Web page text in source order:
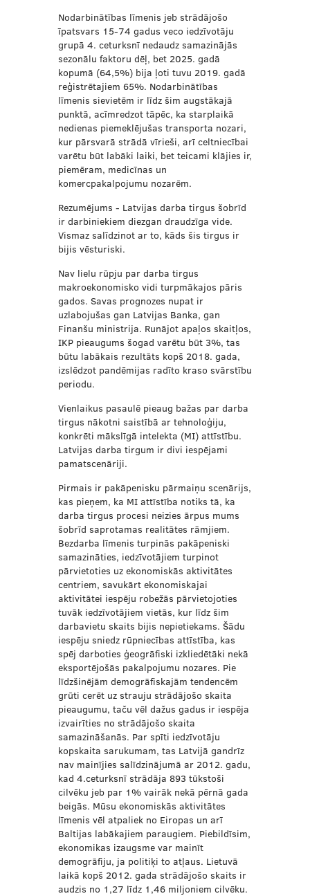
Nodarbinātības līmenis jeb strādājošo
īpatsvars 15-74 gadus veco iedzīvotāju
grupā 4. ceturksnī nedaudz samazinājās
sezonālu faktoru dēļ, bet 2025. gadā
kopumā (64,5%) bija ļoti tuvu 2019. gadā
reģistrētajiem 65%. Nodarbinātības
līmenis sievietēm ir līdz šim augstākajā
punktā, acīmredzot tāpēc, ka starplaikā
nedienas piemeklējušas transporta nozari,
kur pārsvarā strādā vīrieši, arī celtniecībai
varētu būt labāki laiki, bet teicami klājies ir,
piemēram, medicīnas un
komercpakalpojumu nozarēm.
Rezumējums - Latvijas darba tirgus šobrīd
ir darbiniekiem diezgan draudzīga vide.
Vismaz salīdzinot ar to, kāds šis tirgus ir
bijis vēsturiski.
Nav lielu rūpju par darba tirgus
makroekonomisko vidi turpmākajos pāris
gados. Savas prognozes nupat ir
uzlabojušas gan Latvijas Banka, gan
Finanšu ministrija. Runājot apaļos skaitļos,
IKP pieaugums šogad varētu būt 3%, tas
būtu labākais rezultāts kopš 2018. gada,
izslēdzot pandēmijas radīto kraso svārstību
periodu.
Vienlaikus pasaulē pieaug bažas par darba
tirgus nākotni saistībā ar tehnoloģiju,
konkrēti mākslīgā intelekta (MI) attīstību.
Latvijas darba tirgum ir divi iespējami
pamatscenāriji.
Pirmais ir pakāpenisku pārmaiņu scenārijs,
kas pieņem, ka MI attīstība notiks tā, ka
darba tirgus procesi neizies ārpus mums
šobrīd saprotamas realitātes rāmjiem.
Bezdarba līmenis turpinās pakāpeniski
samazināties, iedzīvotājiem turpinot
pārvietoties uz ekonomiskās aktivitātes
centriem, savukārt ekonomiskajai
aktivitātei iespēju robežās pārvietojoties
tuvāk iedzīvotājiem vietās, kur līdz šim
darbavietu skaits bijis nepietiekams. Šādu
iespēju sniedz rūpniecības attīstība, kas
spēj darboties ģeogrāfiski izkliedētāki nekā
eksportējošās pakalpojumu nozares. Pie
līdzšinējām demogrāfiskajām tendencēm
grūti cerēt uz strauju strādājošo skaita
pieaugumu, taču vēl dažus gadus ir iespēja
izvairīties no strādājošo skaita
samazināšanās. Par spīti iedzīvotāju
kopskaita sarukumam, tas Latvijā gandrīz
nav mainījies salīdzinājumā ar 2012. gadu,
kad 4.ceturksnī strādāja 893 tūkstoši
cilvēku jeb par 1% vairāk nekā pērnā gada
beigās. Mūsu ekonomiskās aktivitātes
līmenis vēl atpaliek no Eiropas un arī
Baltijas labākajiem paraugiem. Piebildīsim,
ekonomikas izaugsme var mainīt
demogrāfiju, ja politiķi to atļaus. Lietuvā
laikā kopš 2012. gada strādājošo skaits ir
audzis no 1,27 līdz 1,46 miljoniem cilvēku.